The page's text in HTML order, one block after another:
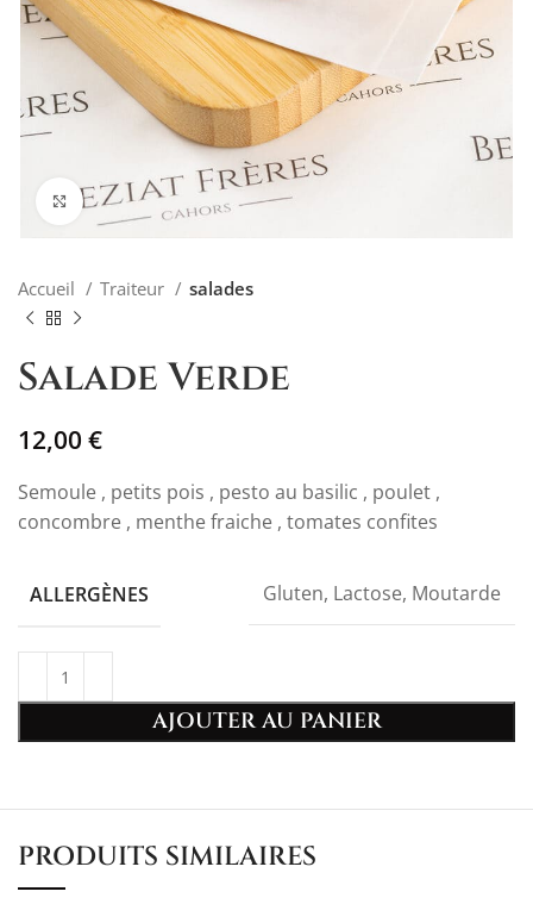
Agrandir
Accueil Traiteur salades
Salade Verde
12,00 €
Semoule , petits pois , pesto au basilic , poulet ,
concombre , menthe fraiche , tomates confites
ALLERGÈNES Gluten, Lactose, Moutarde
AJOUTER AU PANIER
PRODUITS SIMILAIRES